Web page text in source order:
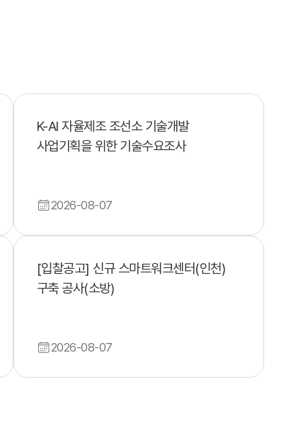
K-AI 자율제조 조선소 기술개발
사업기획을 위한 기술수요조사
2026-08-07
[입찰공고] 신규 스마트워크센터(인천)
구축 공사(소방)
2026-08-07